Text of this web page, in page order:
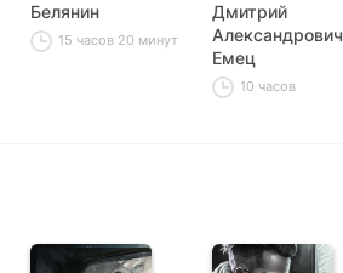
Белянин
15 часов 20 минут
Дмитрий
Александрович
Емец
10 часов